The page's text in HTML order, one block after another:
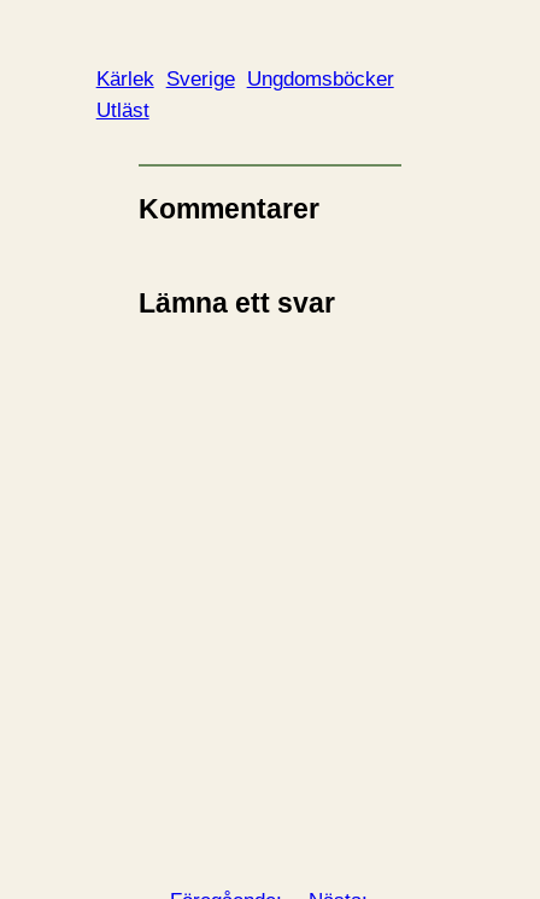
Kärlek Sverige Ungdomsböcker
Utläst
Kommentarer
Lämna ett svar